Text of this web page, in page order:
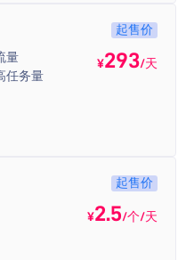
量
任务量
起售价
¥293/天
起售价
¥2.5/个/天